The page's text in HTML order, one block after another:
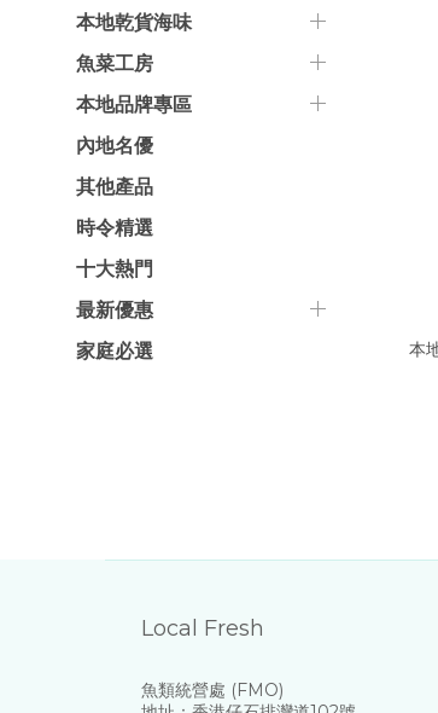
本地乾貨海味
魚菜工房
本地品牌專區
內地名優
其他產品
時令精選
十大熱門
最新優惠
家庭必選
本
Local Fresh
魚類統營處 (FMO)